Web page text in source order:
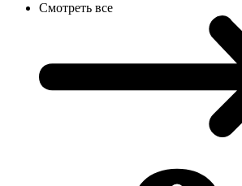
Смотреть все